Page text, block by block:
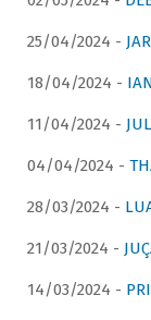
25/04/2024 -
18/04/2024 -
11/04/2024 -
04/04/2024 -
28/03/2024 -
21/03/2024 -
14/03/2024 -